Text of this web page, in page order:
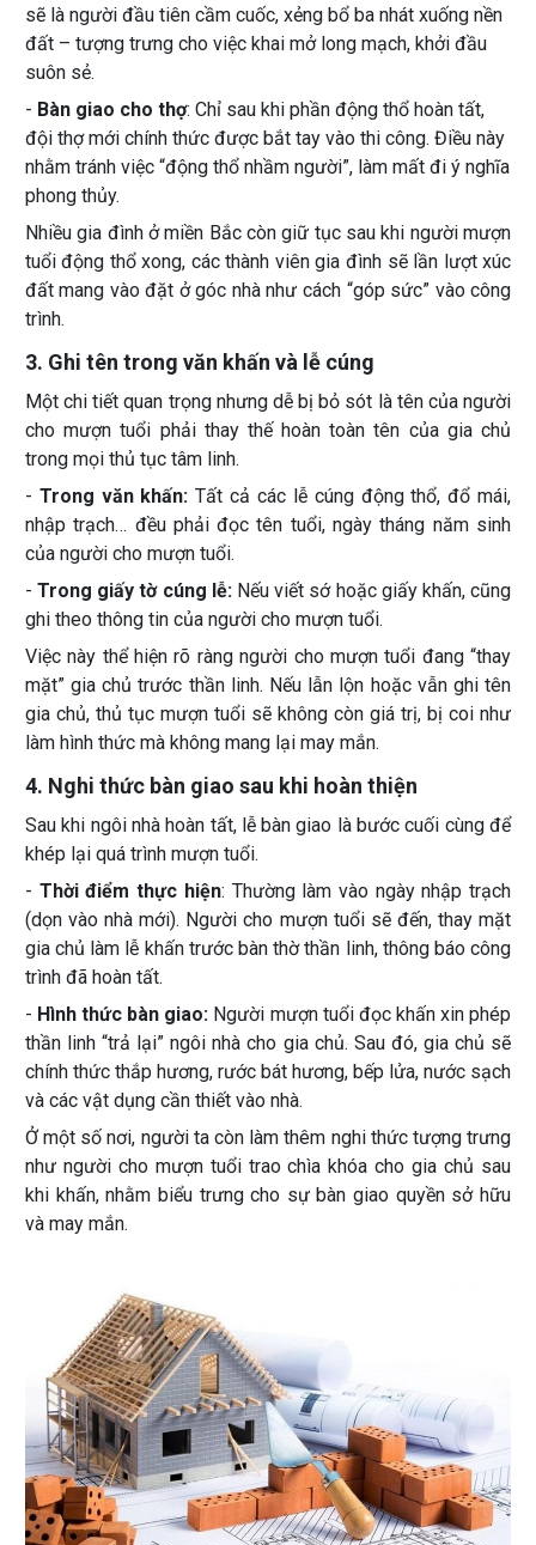
sẽ là người đầu tiên cầm cuốc, xẻng bổ ba nhát xuống nền
đất – tượng trưng cho việc khai mở long mạch, khởi đầu
suôn sẻ.
- Bàn giao cho thợ: Chỉ sau khi phần động thổ hoàn tất,
đội thợ mới chính thức được bắt tay vào thi công. Điều này
nhằm tránh việc “động thổ nhầm người”, làm mất đi ý nghĩa
phong thủy.
Nhiều gia đình ở miền Bắc còn giữ tục sau khi người mượn
tuổi động thổ xong, các thành viên gia đình sẽ lần lượt xúc
đất mang vào đặt ở góc nhà như cách “góp sức” vào công
trình.
3. Ghi tên trong văn khấn và lễ cúng
Một chi tiết quan trọng nhưng dễ bị bỏ sót là tên của người
cho mượn tuổi phải thay thế hoàn toàn tên của gia chủ
trong mọi thủ tục tâm linh.
- Trong văn khấn: Tất cả các lễ cúng động thổ, đổ mái,
nhập trạch… đều phải đọc tên tuổi, ngày tháng năm sinh
của người cho mượn tuổi.
- Trong giấy tờ cúng lễ:Nếu viết sớ hoặc giấy khấn, cũng
ghi theo thông tin của người cho mượn tuổi.
Việc này thể hiện rõ ràng người cho mượn tuổi đang “thay
mặt” gia chủ trước thần linh. Nếu lẫn lộn hoặc vẫn ghi tên
gia chủ, thủ tục mượn tuổi sẽ không còn giá trị, bị coi như
làm hình thức mà không mang lại may mắn.
4. Nghi thức bàn giao sau khi hoàn thiện
Sau khi ngôi nhà hoàn tất, lễ bàn giao là bước cuối cùng để
khép lại quá trình mượn tuổi.
- Thời điểm thực hiện: Thường làm vào ngày nhập trạch
(dọn vào nhà mới). Người cho mượn tuổi sẽ đến, thay mặt
gia chủ làm lễ khấn trước bàn thờ thần linh, thông báo công
trình đã hoàn tất.
- Hình thức bàn giao: Người mượn tuổi đọc khấn xin phép
thần linh “trả lại” ngôi nhà cho gia chủ. Sau đó, gia chủ sẽ
chính thức thắp hương, rước bát hương, bếp lửa, nước sạch
và các vật dụng cần thiết vào nhà.
Ở một số nơi, người ta còn làm thêm nghi thức tượng trưng
như người cho mượn tuổi trao chìa khóa cho gia chủ sau
khi khấn, nhằm biểu trưng cho sự bàn giao quyền sở hữu
và may mắn.